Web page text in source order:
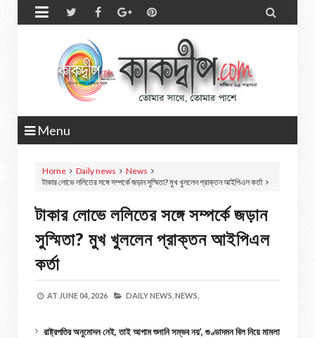
 
Menu
Home Daily news
News
টাকার লোভে ললিতের সঙ্গে সম্পর্কে জড়ান সুস্মিতা? মুখ খুললেন প্রাক্তন আইপিএল কর্তা
টাকার লোভে ললিতের সঙ্গে সম্পর্কে জড়ান
সুস্মিতা? মুখ খুললেন প্রাক্তন আইপিএল
কর্তা
AT JUNE 04, 2026 DAILY NEWS, NEWS,
রাষ্ট্রপতির অনুমোদন নেই, তাই আগাম শুনানি সম্ভব নয়’, গুণ্ডাদমন বিল নিয়ে মামলা